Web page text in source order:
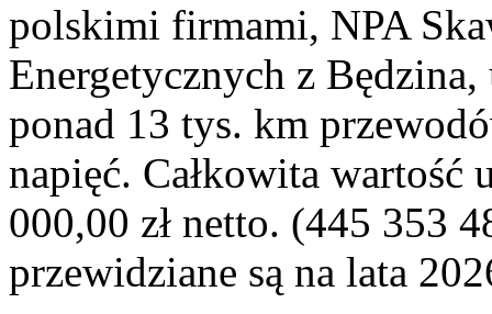
polskimi firmami, NPA
Energetycznych z
ponad 13 tys. km
napięć. Całkowita
000,00 zł netto. (445 353
przewidziane są na lata